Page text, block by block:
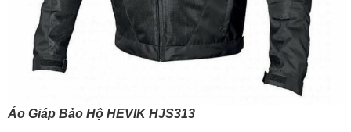
Áo Giáp Bảo Hộ HEVIK HJS313